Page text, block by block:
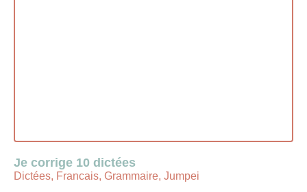
Je corrige 10 dictées
Dictées, Francais, Grammaire, Jumpei